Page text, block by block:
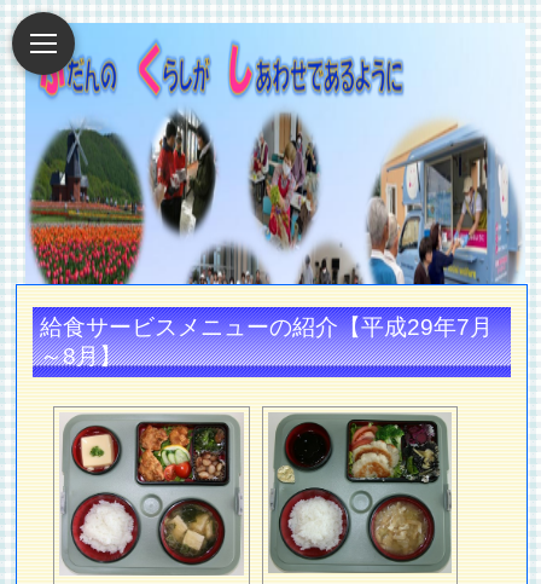
給食サービスメニューの紹介【平成29年7月
～8月】